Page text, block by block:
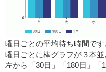
曜日ごとの平均待ち時間です
曜日ごとに棒グラフが３本並
左から「30日」「180日」「